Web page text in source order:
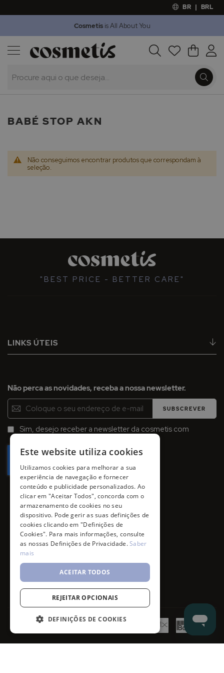
BR | BRL
Cosmetisis All About You
Procura O Meu
Outlet
BABÉ STOP AKN
Não conseguimos encontrar produtos que correspondam à
seleção.
"BEST PRICE - BETTER CARE"
LINKS ÚTEIS
Não perca as novidades, receba a nossa newsletter.
Inscreva-
se
na
Newsletter:
SUBSCREVER
Sim, desejo receber a newsletter da cosmetis com
Este website utiliza cookies
Utilizamos cookies para melhorar a sua
experiência de navegação e fornecer
conteúdo e publicidade personalizados. Ao
clicar em "Aceitar Todos", concorda com o
armazenamento de cookies no seu
dispositivo. Pode gerir as suas definições de
cookies clicando em "Definições de
Cookies". Para mais informações, consulte
as nossas Definições de Privacidade.Saber
mais
ACEITAR TODOS
REJEITAR OPCIONAIS
DEFINIÇÕES DE COOKIES